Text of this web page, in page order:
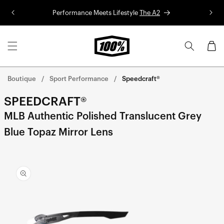
Performance Meets Lifestyle The A2
Panier
Boutique Sport Performance Speedcraft®
SPEEDCRAFT®
MLB Authentic Polished Translucent Grey
Blue Topaz Mirror Lens
informations
sur le